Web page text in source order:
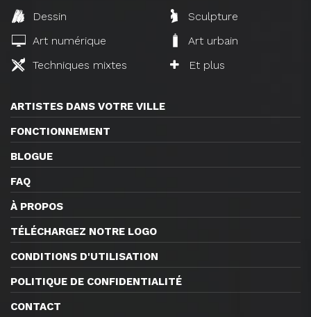
Dessin
Sculpture
Art numérique
Art urbain
Techniques mixtes
Et plus
ARTISTES DANS VOTRE VILLE
FONCTIONNEMENT
BLOGUE
FAQ
À PROPOS
TÉLÉCHARGEZ NOTRE LOGO
CONDITIONS D'UTILISATION
POLITIQUE DE CONFIDENTIALITÉ
CONTACT